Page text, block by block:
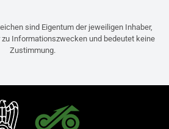
sind Eigentum der jeweiligen Inhaber,
zu Informationszwecken und bedeutet keine
Zustimmung.